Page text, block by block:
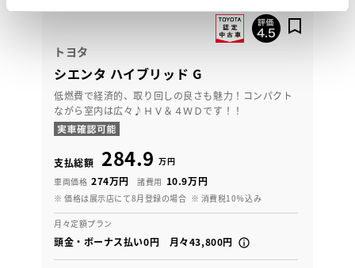
トヨタ
シエンタ ハイブリッド G
低燃費で経済的、取り回しの良さも魅力！コンパクト
ながら室内は広々♪ＨＶ＆４ＷＤです！！
支払総額 284.9 万円
車両価格 274万円 諸費用 10.9万円
※ 価格は展示店にて8月登録の場合 ※ 消費税10％込み
月々定額プラン
頭金・ボーナス払い0円 月々43,800円